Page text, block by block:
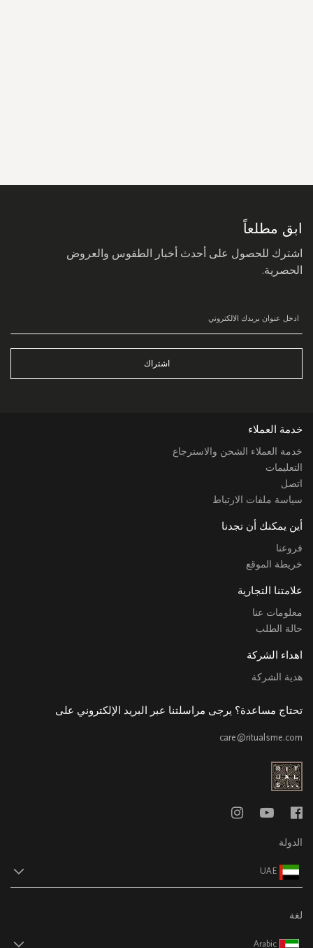
ابق مطلعاً
اشترك للحصول على أحدث أخبار الطقوس والعروض
الحصرية.
اشتراك
خدمة العملاء
خدمة العملاء الشحن والاسترجاع
التعليمات
اتصل
سياسة ملفات الارتباط
أين يمكنك أن تجدنا
فروعنا
خريطة الموقع
علامتنا التجارية
معلومات عنا
حالة الطلب
اهداء الشركة
هدية الشركة
تحتاج مساعدة؟ يرجى مراسلتنا عبر البريد الإلكتروني على
care@ritualsme.com
الدولة
UAE
لغة
Arabic